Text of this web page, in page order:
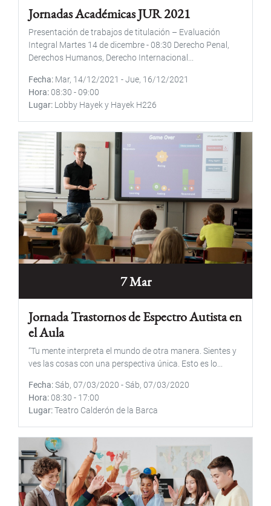
Jornadas Académicas JUR 2021
Presentación de trabajos de titulación – Evaluación
Integral Martes 14 de dicembre - 08:30 Derecho Penal,
Derechos Humanos, Derecho Internacional...
Fecha Mar, 14/12/2021 -Jue, 16/12/2021
Hora 08:30 -09:00
Lugar Lobby Hayek y Hayek H226
7 Mar
Jornada Trastornos de Espectro Autista en
el Aula
“Tu mente interpreta el mundo de otra manera. Sientes y
ves las cosas con una perspectiva única. Esto es lo...
Fecha Sáb, 07/03/2020 -Sáb, 07/03/2020
Hora 08:30 - 17:00
Lugar Teatro Calderón de la Barca